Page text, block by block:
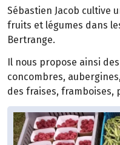
Sébastien Jacob cultive
fruits et légumes dans
Bertrange.
Il nous propose ainsi
concombres,
des fraises, framboises,